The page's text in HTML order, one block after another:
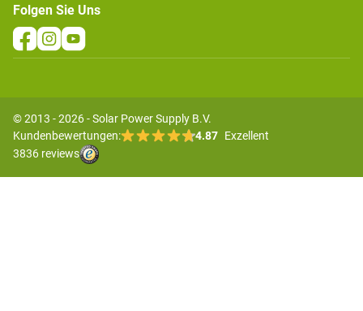
Folgen Sie Uns
© 2013 - 2026 - Solar Power Supply B.V.
Kundenbewertungen:
4.87 Exzellent
3836 reviews